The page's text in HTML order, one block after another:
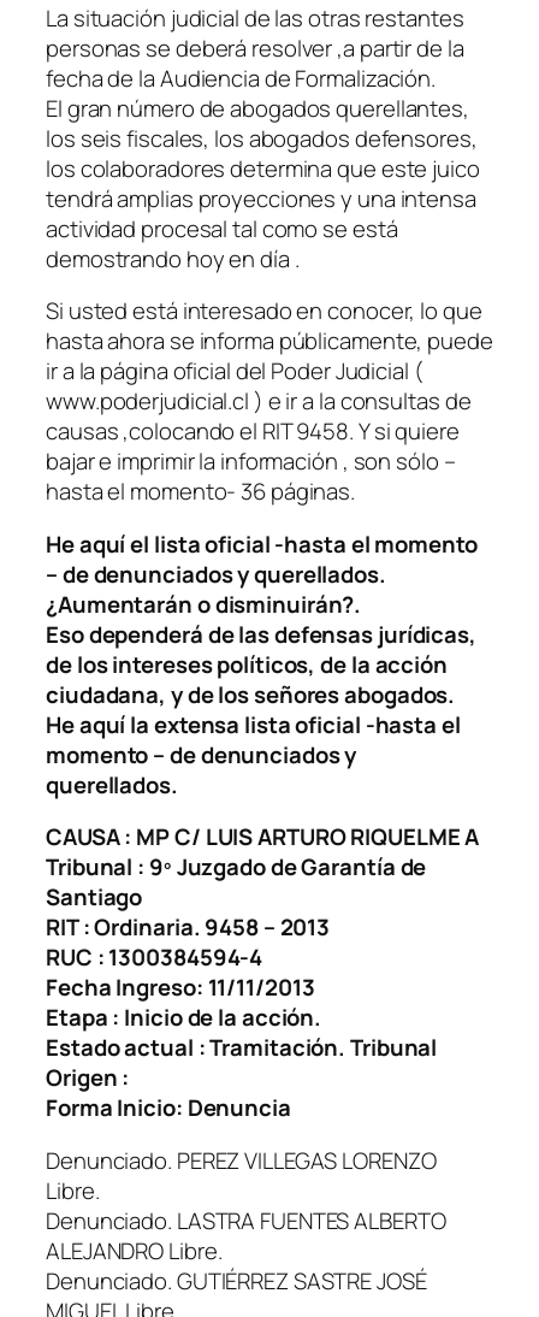
La situación judicial de las otras restantes
personas se deberá resolver ,a partir de la
fecha de la Audiencia de Formalización.
El gran número de abogados querellantes,
los seis fiscales, los abogados defensores,
los colaboradores determina que este juico
tendrá amplias proyecciones y una intensa
actividad procesal tal como se está
demostrando hoy en día .
Si usted está interesado en conocer, lo que
hasta ahora se informa públicamente, puede
ir a la página oficial del Poder Judicial (
www.poderjudicial.cl ) e ir a la consultas de
causas ,colocando el RIT 9458. Y si quiere
bajar e imprimir la información , son sólo –
hasta el momento- 36 páginas.
He aquí el lista oficial -hasta el momento
– de denunciados y querellados.
¿Aumentarán o disminuirán?.
Eso dependerá de las defensas jurídicas,
de los intereses políticos, de la acción
ciudadana, y de los señores abogados.
He aquí la extensa lista oficial -hasta el
momento – de denunciados y
querellados.
CAUSA : MP C/ LUIS ARTURO RIQUELME A
Tribunal : 9º Juzgado de Garantía de
Santiago
RIT : Ordinaria. 9458 – 2013
RUC : 1300384594-4
Fecha Ingreso: 11/11/2013
Etapa : Inicio de la acción.
Estado actual : Tramitación. Tribunal
Origen :
Forma Inicio: Denuncia
Denunciado. PEREZ VILLEGAS LORENZO
Libre.
Denunciado. LASTRA FUENTES ALBERTO
ALEJANDRO Libre.
Denunciado. GUTIÉRREZ SASTRE JOSÉ